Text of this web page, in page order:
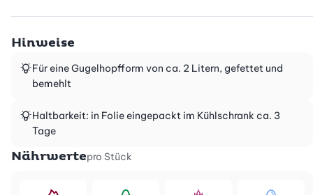
Hinweise
Für eine Gugelhopfform von ca. 2 Litern, gefettet und
bemehlt
Haltbarkeit: in Folie eingepackt im Kühlschrank ca. 3
Tage
Nährwertepro Stück